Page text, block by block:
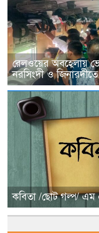
রেলওয়ের অবহেলায়
নরসিংদী ও
কবিতা /ছোট গল্প/ এম